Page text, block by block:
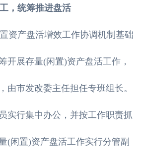
，统筹推进盘活
资产盘活增效工作协调机制基础
开展存量(闲置)资产盘活工作，
由市发改委主任担任专班组长。
实行集中办公，并按工作职责抓
(闲置)资产盘活工作实行分管副